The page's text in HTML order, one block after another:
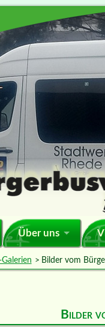
Über uns
Bilder vom
Bilder